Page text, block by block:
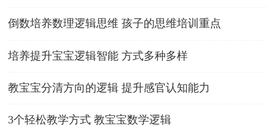
倒数培养数理逻辑思维 孩子的思维培训重点
培养提升宝宝逻辑智能 方式多种多样
教宝宝分清方向的逻辑 提升感官认知能力
3个轻松教学方式 教宝宝数学逻辑